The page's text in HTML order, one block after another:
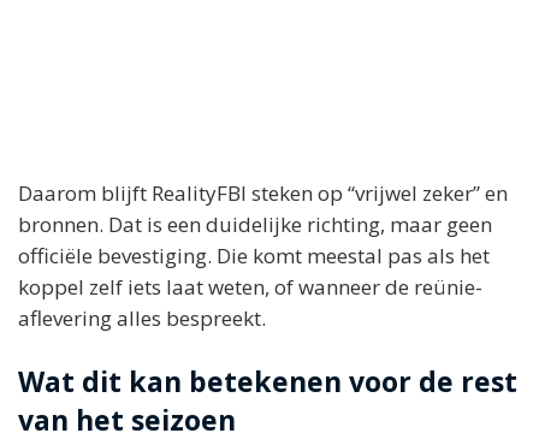
Daarom blijft RealityFBI steken op “vrijwel zeker” en
bronnen. Dat is een duidelijke richting, maar geen
officiële bevestiging. Die komt meestal pas als het
koppel zelf iets laat weten, of wanneer de reünie-
aflevering alles bespreekt.
Wat dit kan betekenen voor de rest
van het seizoen